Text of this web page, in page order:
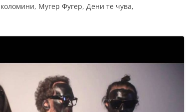
Мугер Фугер, Дени те чува,